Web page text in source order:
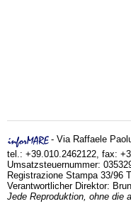
- Via Raffaele
tel.: +39.010.2462122, fax:
Umsatzsteuernummer:
Registrazione Stampa 33/96
Verantwortlicher Direktor:
Jede Reproduktion, ohne die